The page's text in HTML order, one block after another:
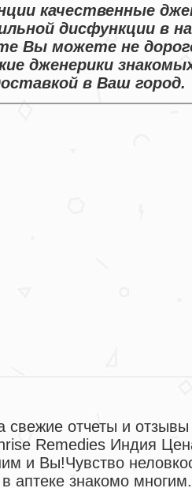
качественные
дисфункции в
Вы можете не
дженерики
в Ваш город.
свежие отчеты и отзывы
Remedies Индия
и Вы!Чувство
аптеке знакомо